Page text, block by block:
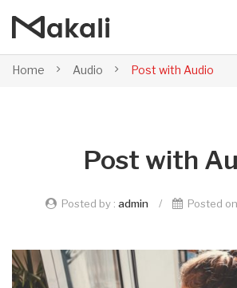
Home Audio Post with Audio
Post with
Posted by : admin / Posted